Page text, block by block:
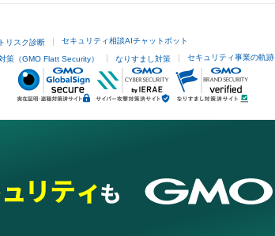
リスク診断 セキュリティ相談AIチャットボット
策（GMO Flatt Security） なりすまし対策 セキュリティ事業の軌跡